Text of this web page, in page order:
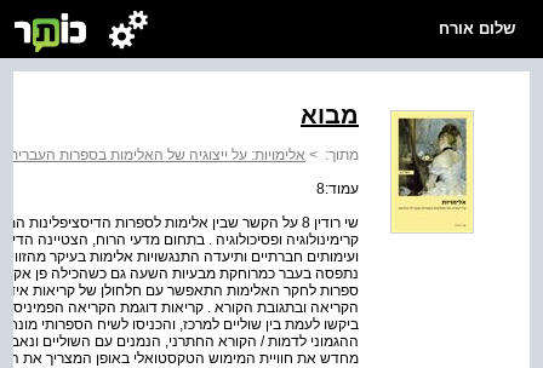
שלום אורח
מבוא
מתוך: > אלימויות: על ייצוגיה של האלימות בספרות
עמוד:8
שי רודין 8 על הקשר שבין אלימות לספרות
קרימינולוגיה ופסיכולוגיה . בתחום מדעי הרוח, הצטיינה
ועימותים חברתיים ותיעדה התנגשויות אלימות בעיקר
נתפסה בעבר כמרוחקת מבעיות השעה גם כשהכילה פן
ספרות לחקר האלימות התאפשר עם חלחולן של קריאות
הקריאה ובתגובת הקורא . קריאות דוגמת הקריאה
ביקשו לעמת בין שוליים למרכז, והכניסו לשיח הספרותי
ההגמוני לדמות / הקורא החתרני, הנמנים עם השוליים
מחדש את חוויית המימוש הטקסטואלי באופן המצריך את